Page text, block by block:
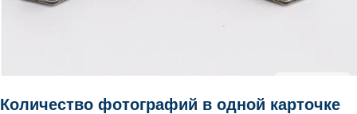
Количество фотографий в одной карточке